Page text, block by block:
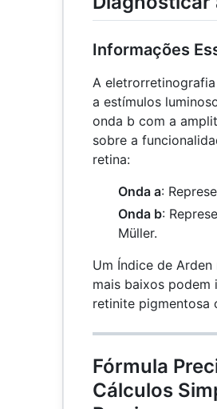
Informações
A
a estímulos
onda b com a
sobre a
retina:
Onda a:
Onda b:
Müller.
Um Índice de
mais baixos podem
retinite pigmentosa
Fórmula
Cálculos